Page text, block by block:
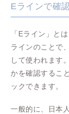
Eラインで確
「Eライン」と
ラインのことで
して使われます
かを確認するこ
ックできます。
一般的に、日本